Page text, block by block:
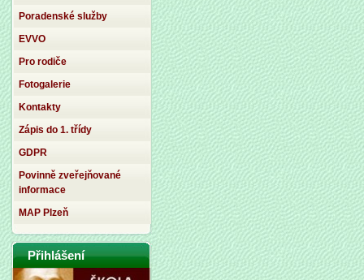
Poradenské služby
EVVO
Pro rodiče
Fotogalerie
Kontakty
Zápis do 1. třídy
GDPR
Povinně zveřejňované
informace
MAP Plzeň
Přihlášení